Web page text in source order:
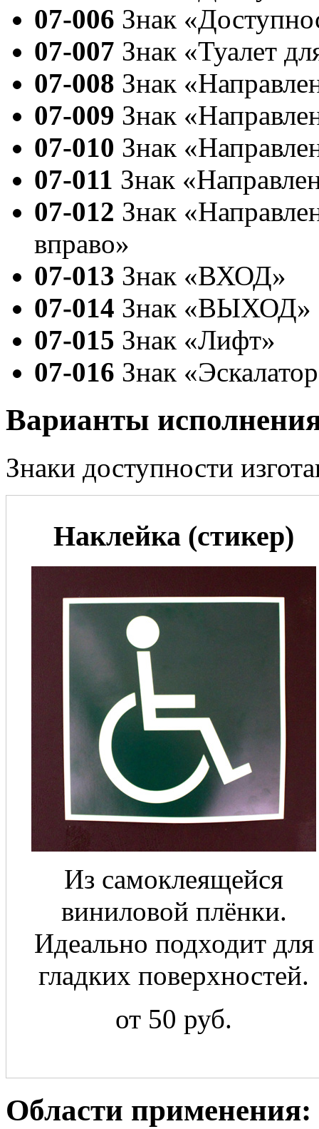
07-006 Знак
07-007 Знак «Туалет
07-008 Знак
07-009 Знак
07-010 Знак
07-011 Знак
07-012 Знак
вправо»
07-013 Знак «ВХОД»
07-014 Знак «ВЫХОД»
07-015 Знак «Лифт»
07-016 Знак
Варианты
Знаки доступности
Наклейка (стикер)
Из самоклеящейся
виниловой плёнки.
Идеально подходит для
гладких поверхностей.
от 50 руб.
Области применения: